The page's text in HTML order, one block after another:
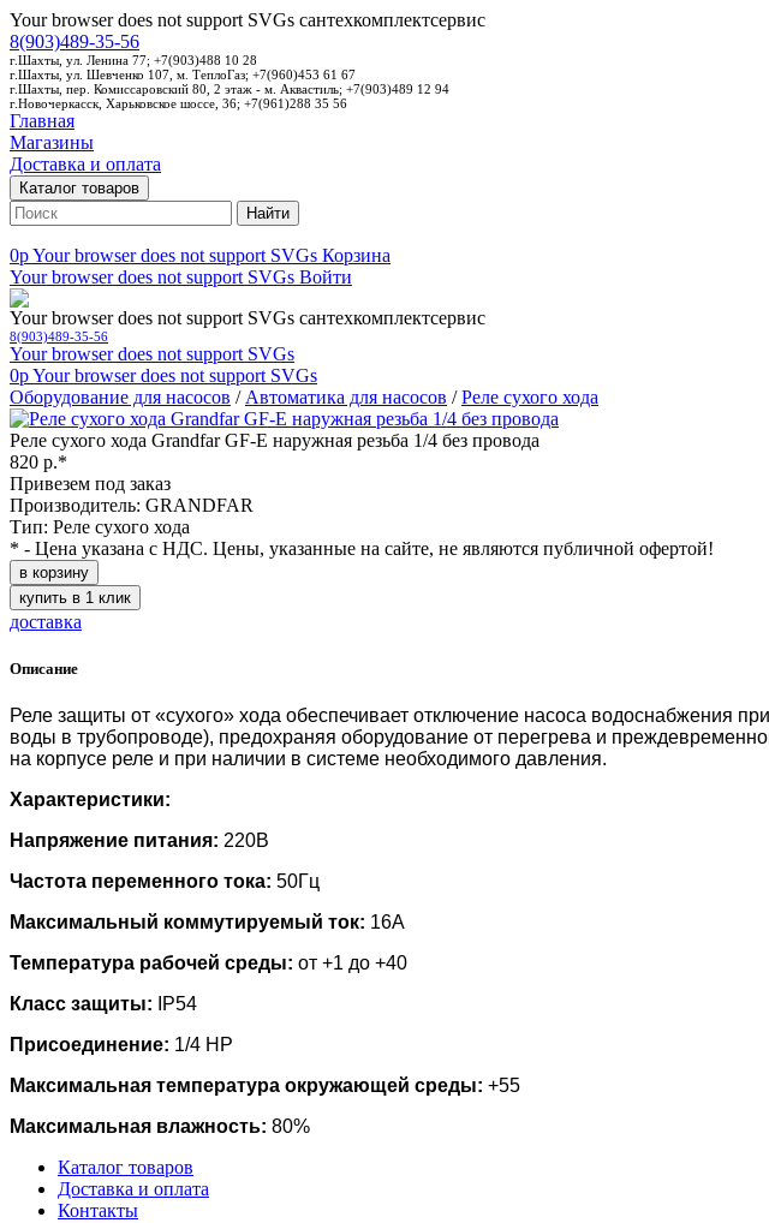
Your browser does not support SVGs сантехкомплектсервис
8(903)489-35-56
г.Шахты, ул. Ленина 77; +7(903)488 10 28
г.Шахты, ул. Шевченко 107, м. ТеплоГаз; +7(960)453 61 67
г.Шахты, пер. Комиссаровский 80, 2 этаж - м. Аквастиль; +7(903)489 12 94
г.Новочеркасск, Харьковское шоссе, 36; +7(961)288 35 56
Главная
Магазины
Доставка и оплата
Каталог товаров
Найти
0pYour browser does not support SVGs Корзина
Your browser does not support SVGs Войти
Your browser does not support SVGs сантехкомплектсервис
8(903)489-35-56
Your browser does not support SVGs
0pYour browser does not support SVGs
Оборудование для насосов / Автоматика для насосов /Реле сухого хода
Реле сухого хода Grandfar GF-E наружная резьба 1/4 без провода
820 р.*
Привезем под заказ
Производитель: GRANDFAR
Тип: Реле сухого хода
* - Цена указана с НДС. Цены, указанные на сайте, не являются публичной офертой!
в корзину
купить в 1 клик
доставка
Описание
Реле защиты от «сухого» хода обеспечивает отключение насоса водоснабжения
воды в трубопроводе), предохраняя оборудование от перегрева и
на корпусе реле и при наличии в системе необходимого давления.
Характеристики:
Напряжение питания: 220В
Частота переменного тока: 50Гц
Максимальный коммутируемый ток: 16А
Температура рабочей среды: от +1 до +40
Класс защиты: IP54
Присоединение: 1/4 НР
Максимальная температура окружающей среды: +55
Максимальная влажность: 80%
Каталог товаров
Доставка и оплата
Контакты